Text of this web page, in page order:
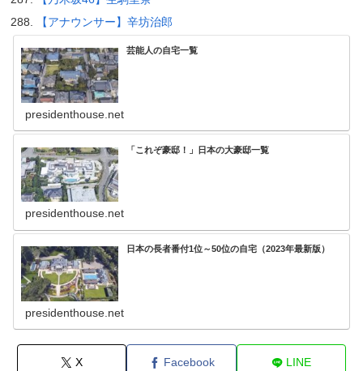
【アナウンサー】辛坊治郎
芸能人の自宅一覧
presidenthouse.net
「これぞ豪邸！」日本の大豪邸一覧
presidenthouse.net
日本の長者番付1位～50位の自宅（2023年最新版）
presidenthouse.net
X Facebook LINE